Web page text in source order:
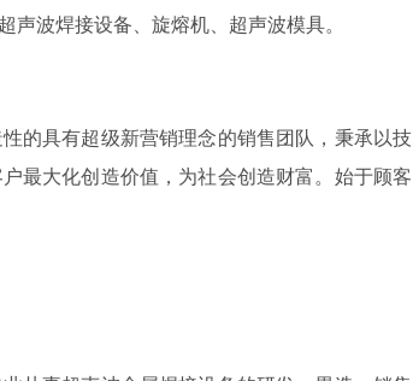
波焊接设备、旋熔机、超声波模具。
的具有超级新营销理念的销售团队，秉承以技
最大化创造价值，为社会创造财富。始于顾客